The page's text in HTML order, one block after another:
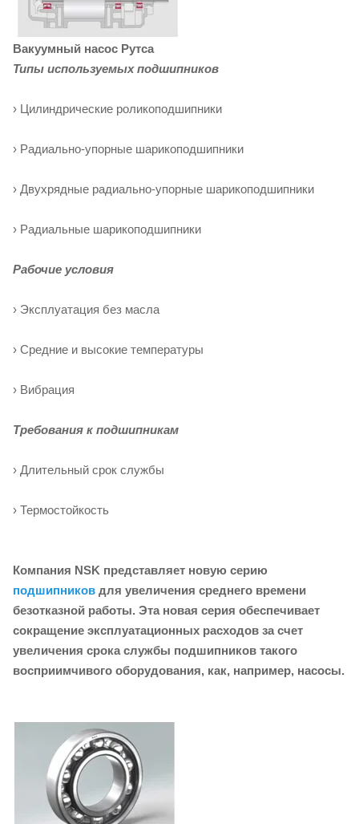
Вакуумный насос Рутса
Типы используемых подшипников
› Цилиндрические роликоподшипники
› Радиально-упорные шарикоподшипники
› Двухрядные радиально-упорные шарикоподшипники
› Радиальные шарикоподшипники
Рабочие условия
› Эксплуатация без масла
› Средние и высокие температуры
› Вибрация
Требования к подшипникам
› Длительный срок службы
› Термостойкость
Компания NSK представляет новую серию
подшипников для увеличения среднего времени
безотказной работы. Эта новая серия обеспечивает
сокращение эксплуатационных расходов за счет
увеличения срока службы подшипников такого
восприимчивого оборудования, как, например, насосы.